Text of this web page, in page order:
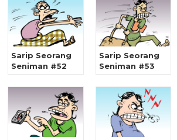
Sarip Seorang
Seniman #52
Sarip Seorang
Seniman #53